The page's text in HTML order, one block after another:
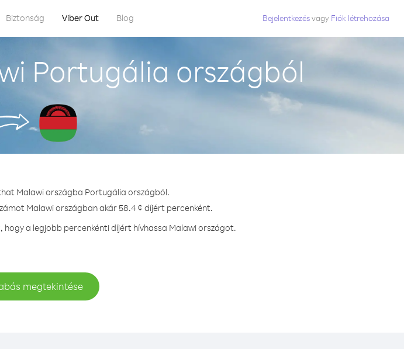
Biztonság Viber Out Blog Bejelentkezésvagy Fiók létrehozása
Portugália országból
Malawi országba Portugália országból.
Malawi országban akár 58.4 ¢ díjért percenként.
a legjobb percenkénti díjért hívhassa Malawi országot.
megtekintése